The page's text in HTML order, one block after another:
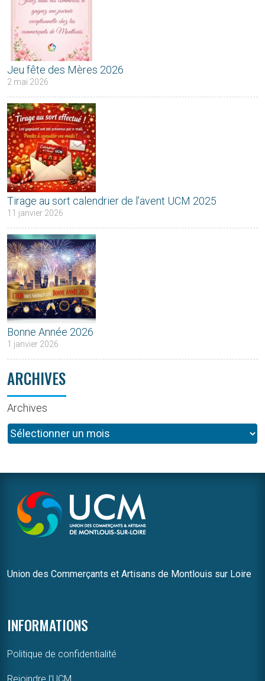
Jeu fête des Mères 2026
2 mai 2026
Tirage au sort calendrier de l’avent UCM 2025
11 janvier 2026
Bonne Année 2026
1 janvier 2026
ARCHIVES
Archives
Union des Commerçants et Artisans de Montlouis sur Loire
INFORMATIONS
Politique de confidentialité